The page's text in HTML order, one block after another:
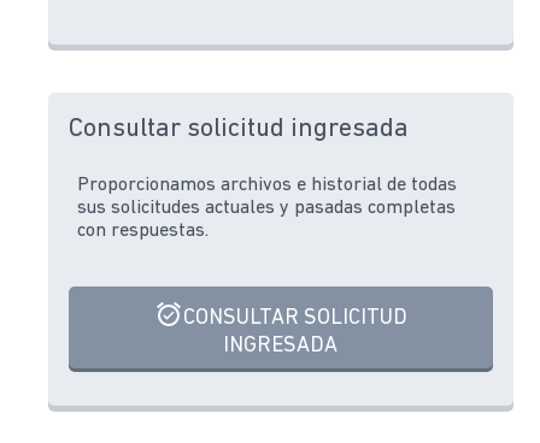
Consultar solicitud ingresada
Proporcionamos archivos e historial de todas
sus solicitudes actuales y pasadas completas
con respuestas.
CONSULTAR SOLICITUD
INGRESADA